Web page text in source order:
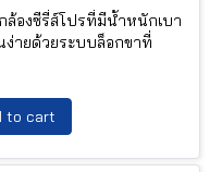
ล้องซีรี่ส์โปรที่มีน้ำหนักเบา
ง่ายด้วยระบบล็อกขาที่
ก/ปลดล็อกได้อย่างรวดเร็ว
มได้ 3 ตำแหน่งเพื่อความ
ารติดตั้งไม่ว่าจะบนพื้น
างระดับ แม้จะมีน้ำหนักที่
to cart